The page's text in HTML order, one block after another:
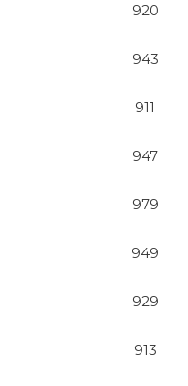
920
943
911
947
979
949
929
913